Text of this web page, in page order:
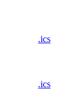
.ics
.ics